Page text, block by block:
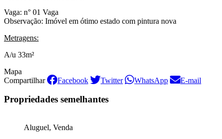
Vaga: n° 01 Vaga
Observação: Imóvel em ótimo estado com pintura nova
Metragens:
A/u 33m²
Mapa
Compartilhar
Facebook Twitter WhatsApp E-mail
Propriedades semelhantes
Aluguel, Venda